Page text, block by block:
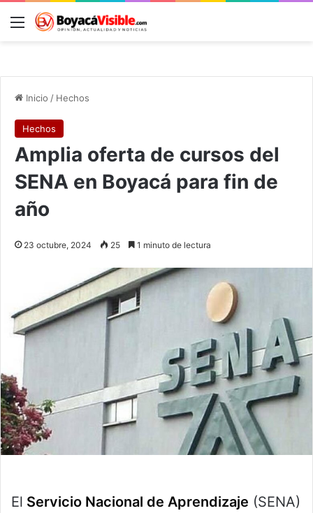
Menú
Inicio / Hechos
Hechos
Amplia oferta de cursos del
SENA en Boyacá para fin de
año
23 octubre, 2024 25 1 minuto de lectura
El Servicio Nacional de Aprendizaje (SENA)